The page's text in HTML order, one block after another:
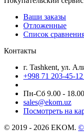
Ваши заказы
Отложенные
Список
Контакты
г. Tashkent, ул.
+998 71 203-45-
Пн-Cб 9.00 - 18.00
sales@ekom.uz
Посмотреть на
© 2019 - 2026 EKOM. ©